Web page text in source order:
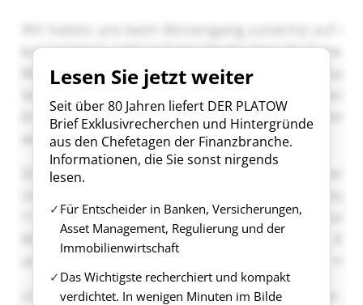
Lesen Sie jetzt weiter
Seit über 80 Jahren liefert DER PLATOW
Brief Exklusivrecherchen und Hintergründe
aus den Chefetagen der Finanzbranche.
Informationen, die Sie sonst nirgends
lesen.
Für Entscheider in Banken, Versicherungen,
Asset Management, Regulierung und der
Immobilienwirtschaft
Das Wichtigste recherchiert und kompakt
verdichtet. In wenigen Minuten im Bilde